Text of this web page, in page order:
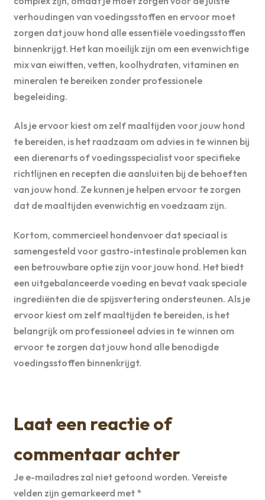
verhoudingen van voedingsstoffen en ervoor moet
zorgen dat jouw hond alle essentiële voedingsstoffen
binnenkrijgt. Het kan moeilijk zijn om een evenwichtige
mix van eiwitten, vetten, koolhydraten, vitaminen en
mineralen te bereiken zonder professionele
begeleiding.
Als je ervoor kiest om zelf maaltijden voor jouw hond
te bereiden, is het raadzaam om advies in te winnen bij
een dierenarts of voedingsspecialist voor specifieke
richtlijnen en recepten die aansluiten bij de behoeften
van jouw hond. Ze kunnen je helpen ervoor te zorgen
dat de maaltijden evenwichtig en voedzaam zijn.
Kortom, commercieel hondenvoer dat speciaal is
samengesteld voor gastro-intestinale problemen kan
een betrouwbare optie zijn voor jouw hond. Het biedt
een uitgebalanceerde voeding en bevat vaak speciale
ingrediënten die de spijsvertering ondersteunen. Als je
ervoor kiest om zelf maaltijden te bereiden, is het
belangrijk om professioneel advies in te winnen om
ervoor te zorgen dat jouw hond alle benodigde
voedingsstoffen binnenkrijgt.
Laat een reactie of
commentaar achter
Je e-mailadres zal niet getoond worden. Vereiste
velden zijn gemarkeerd met *